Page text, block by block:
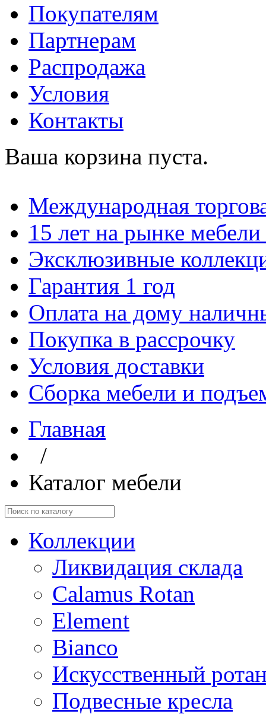
Покупателям
Партнерам
Распродажа
Условия
Контакты
Ваша корзина пуста.
Международная
15 лет на рынке
Эксклюзивные
Гарантия 1 год
Оплата на дому
Покупка в рассрочку
Условия доставки
Сборка мебели и
Главная
/
Каталог мебели
Коллекции
Ликвидация склада
Calamus Rotan
Element
Bianco
Искусственный
Подвесные кресла